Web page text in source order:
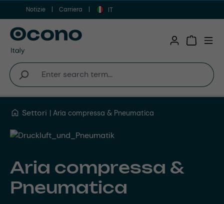
Vai al contenuto principale
Notizie Carriera IT
Settori Aria compressa & Pneumatica
Aria compressa &
Pneumatica